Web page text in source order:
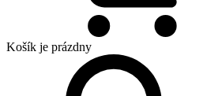
Košík je prázdny